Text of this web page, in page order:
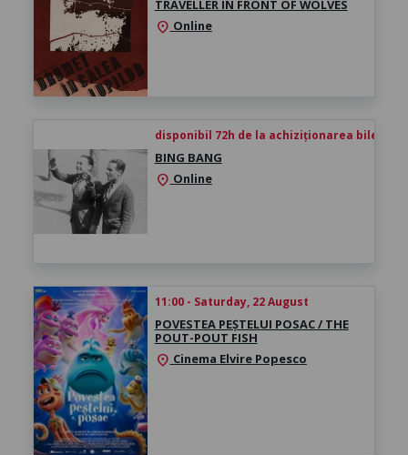
TRAVELLER IN FRONT OF WOLVES
location_on Online
disponibil 72h de la achiziționarea biletului
BING BANG
location_on Online
11:00 - Saturday, 22 August
POVESTEA PEȘTELUI POSAC / THE
POUT-POUT FISH
location_on Cinema Elvire Popesco